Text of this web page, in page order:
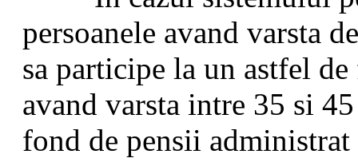
persoanele avand varsta
sa participe la un astfel
avand varsta intre 35 si
fond de pensii